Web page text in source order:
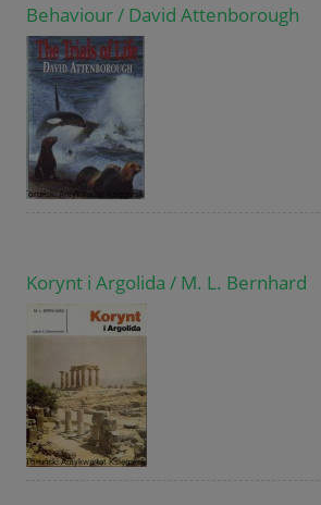
Behaviour / David Attenborough
Korynt i Argolida / M. L. Bernhard